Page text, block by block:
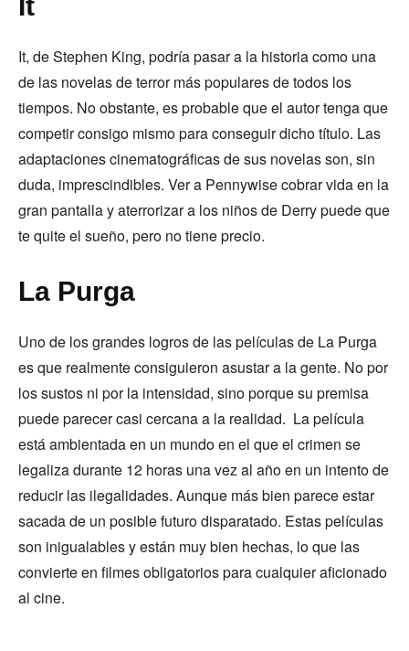
It, de Stephen King, podría pasar a la historia como una
de las novelas de terror más populares de todos los
tiempos. No obstante, es probable que el autor tenga que
competir consigo mismo para conseguir dicho título. Las
adaptaciones cinematográficas de sus novelas son, sin
duda, imprescindibles. Ver a Pennywise cobrar vida en la
gran pantalla y aterrorizar a los niños de Derry puede que
te quite el sueño, pero no tiene precio.
La Purga
Uno de los grandes logros de las películas de La Purga
es que realmente consiguieron asustar a la gente. No por
los sustos ni por la intensidad, sino porque su premisa
puede parecer casi cercana a la realidad. La película
está ambientada en un mundo en el que el crimen se
legaliza durante 12 horas una vez al año en un intento de
reducir las ilegalidades. Aunque más bien parece estar
sacada de un posible futuro disparatado. Estas películas
son inigualables y están muy bien hechas, lo que las
convierte en filmes obligatorios para cualquier aficionado
al cine.